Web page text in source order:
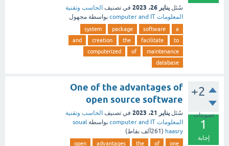
سُئل يناير 26، 2023 في تصنيف الحاسب وتقنية
المعلومات computer and IT
بواسطة مجهول
a
software
package
system
to
facilitate
the
creation
and
maintenance
of
computerized
database
+2
تصويتات
1
إجابة
One of the advantages of
open source software
سُئل يناير 21، 2023 في تصنيف الحاسب وتقنية
المعلومات computer and IT
بواسطة soual
haasry
( 261ألف نقاط)
one
of
the
advantages
open